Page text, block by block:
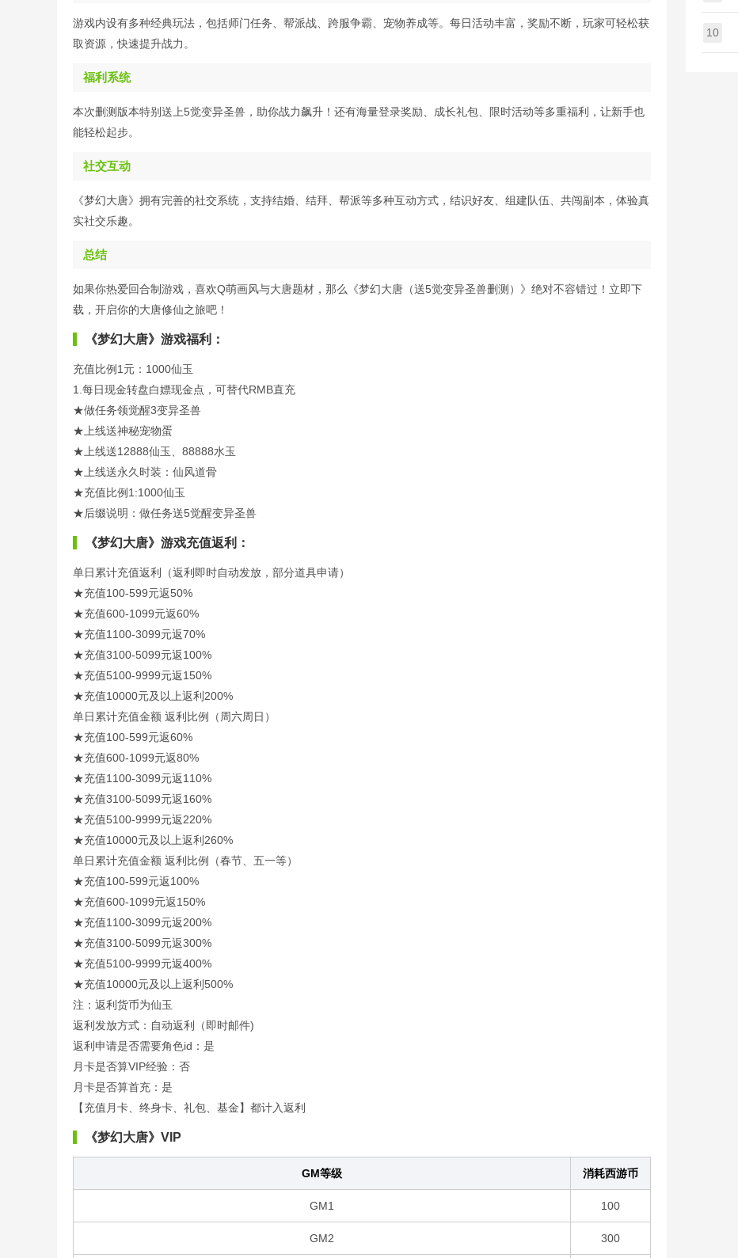
游戏内设有多种经典玩法，包括师门任务、帮派战、跨服争霸、宠物养成等。每日活动丰富，奖励不断，玩家可轻松获
取资源，快速提升战力。
福利系统
本次删测版本特别送上5觉变异圣兽，助你战力飙升！还有海量登录奖励、成长礼包、限时活动等多重福利，让新手也
能轻松起步。
社交互动
《梦幻大唐》拥有完善的社交系统，支持结婚、结拜、帮派等多种互动方式，结识好友、组建队伍、共闯副本，体验真
实社交乐趣。
总结
如果你热爱回合制游戏，喜欢Q萌画风与大唐题材，那么《梦幻大唐（送5觉变异圣兽删测）》绝对不容错过！立即下
载，开启你的大唐修仙之旅吧！
《梦幻大唐》游戏福利：
充值比例1元：1000仙玉
1.每日现金转盘白嫖现金点，可替代RMB直充
★做任务领觉醒3变异圣兽
★上线送神秘宠物蛋
★上线送12888仙玉、88888水玉
★上线送永久时装：仙风道骨
★充值比例1:1000仙玉
★后缀说明：做任务送5觉醒变异圣兽
《梦幻大唐》游戏充值返利：
单日累计充值返利（返利即时自动发放，部分道具申请）
★充值100-599元返50%
★充值600-1099元返60%
★充值1100-3099元返70%
★充值3100-5099元返100%
★充值5100-9999元返150%
★充值10000元及以上返利200%
单日累计充值金额 返利比例（周六周日）
★充值100-599元返60%
★充值600-1099元返80%
★充值1100-3099元返110%
★充值3100-5099元返160%
★充值5100-9999元返220%
★充值10000元及以上返利260%
单日累计充值金额 返利比例（春节、五一等）
★充值100-599元返100%
★充值600-1099元返150%
★充值1100-3099元返200%
★充值3100-5099元返300%
★充值5100-9999元返400%
★充值10000元及以上返利500%
注：返利货币为仙玉
返利发放方式：自动返利（即时邮件)
返利申请是否需要角色id：是
月卡是否算VIP经验：否
月卡是否算首充：是
【充值月卡、终身卡、礼包、基金】都计入返利
《梦幻大唐》VIP
GM等级 消耗西游币
GM1 100
GM2 300
10